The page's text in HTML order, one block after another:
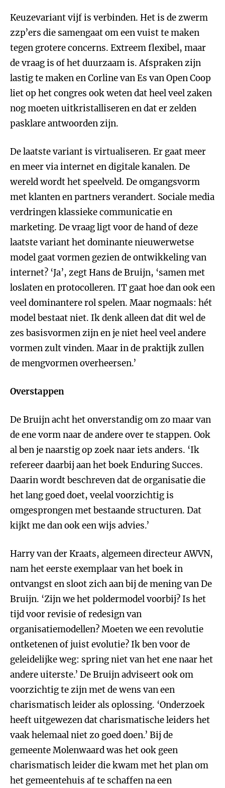
Keuzevariant vijf is verbinden. Het is de zwerm
zzp’ers die samengaat om een vuist te maken
tegen grotere concerns. Extreem flexibel, maar
de vraag is of het duurzaam is. Afspraken zijn
lastig te maken en Corline van Es van Open Coop
liet op het congres ook weten dat heel veel zaken
nog moeten uitkristalliseren en dat er zelden
pasklare antwoorden zijn.
De laatste variant is virtualiseren. Er gaat meer
en meer via internet en digitale kanalen. De
wereld wordt het speelveld. De omgangsvorm
met klanten en partners verandert. Sociale media
verdringen klassieke communicatie en
marketing. De vraag ligt voor de hand of deze
laatste variant het dominante nieuwerwetse
model gaat vormen gezien de ontwikkeling van
internet? ‘Ja’, zegt Hans de Bruijn, ‘samen met
loslaten en protocolleren. IT gaat hoe dan ook een
veel dominantere rol spelen. Maar nogmaals: hét
model bestaat niet. Ik denk alleen dat dit wel de
zes basisvormen zijn en je niet heel veel andere
vormen zult vinden. Maar in de praktijk zullen
de mengvormen overheersen.’
Overstappen
De Bruijn acht het onverstandig om zo maar van
de ene vorm naar de andere over te stappen. Ook
al ben je naarstig op zoek naar iets anders. ‘Ik
refereer daarbij aan het boek Enduring Succes.
Daarin wordt beschreven dat de organisatie die
het lang goed doet, veelal voorzichtig is
omgesprongen met bestaande structuren. Dat
kijkt me dan ook een wijs advies.’
Harry van der Kraats, algemeen directeur AWVN,
nam het eerste exemplaar van het boek in
ontvangst en sloot zich aan bij de mening van De
Bruijn. ‘Zijn we het poldermodel voorbij? Is het
tijd voor revisie of redesign van
organisatiemodellen? Moeten we een revolutie
ontketenen of juist evolutie? Ik ben voor de
geleidelijke weg: spring niet van het ene naar het
andere uiterste.’ De Bruijn adviseert ook om
voorzichtig te zijn met de wens van een
charismatisch leider als oplossing. ‘Onderzoek
heeft uitgewezen dat charismatische leiders het
vaak helemaal niet zo goed doen.’ Bij de
gemeente Molenwaard was het ook geen
charismatisch leider die kwam met het plan om
het gemeentehuis af te schaffen na een